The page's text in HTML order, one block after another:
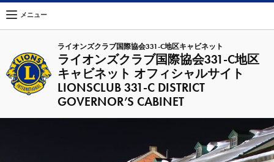
ライオンズクラブ国際協会331-C地区キャビネット
ライオンズクラブ国際協会331-C地区
キャビネット オフィシャルサイト
LIONSCLUB 331-C DISTRICT
GOVERNOR’S CABINET
メニュー